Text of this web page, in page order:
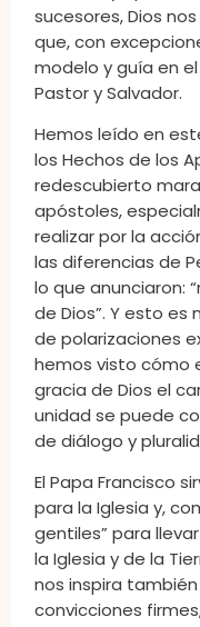
sucesores, Dios
que, con
modelo y guía en
Pastor y Salvador.
Hemos leído en
los Hechos de los
redescubierto
apóstoles,
realizar por la
las diferencias de
lo que anunciaron:
de Dios”. Y esto
de polarizaciones
hemos visto cómo
gracia de Dios el
unidad se puede
de diálogo y
El Papa Francisco
para la Iglesia y,
gentiles” para
la Iglesia y de la
nos inspira también
convicciones